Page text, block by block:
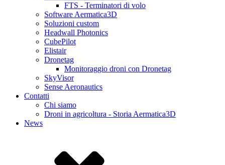
FTS - Terminatori di volo
Software Aermatica3D
Soluzioni custom
Headwall Photonics
CubePilot
Elistair
Dronetag
Monitoraggio droni con Dronetag
SkyVisor
Sense Aeronautics
Contatti
Chi siamo
Droni in agricoltura - Storia Aermatica3D
News